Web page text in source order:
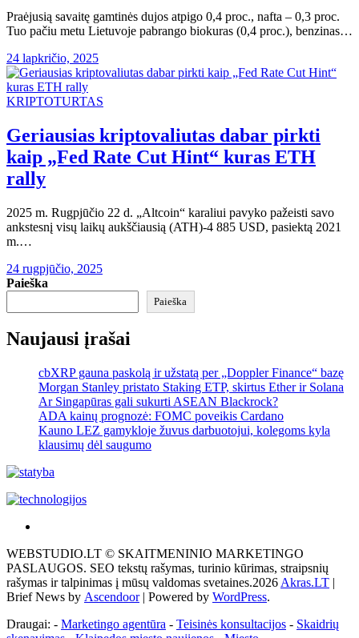
Praėjusią savaitę gamtinės dujos atpigo 0,4 proc., nafta – 0,3 proc.
Tuo pačiu metu Lietuvoje pabrango biokuras (0,4 proc.), benzinas…
24 lapkričio, 2025
KRIPTOTURTAS
Geriausias kriptovaliutas dabar pirkti
kaip „Fed Rate Cut Hint“ kuras ETH
rally
2025 m. Rugpjūčio 22 d. „Altcoin“ karaliui pavyko pažeisti savo
ankstesnį visų laikų aukščiausią (ATH)-4 885 USD, pasiektą 2021
m.…
24 rugpjūčio, 2025
Paieška
Paieška
Naujausi įrašai
cbXRP gauna paskolą ir užstatą per „Doppler Finance“ bazę
Morgan Stanley pristato Staking ETP, skirtus Ether ir Solana
Ar Singapūras gali sukurti ASEAN Blackrock?
ADA kainų prognozė: FOMC poveikis Cardano
Kauno LEZ gamykloje žuvus darbuotojui, kolegoms kyla
klausimų dėl saugumo
tai
žemės
ploto
matavimo
Pagrindinis
WEBSTUDIO.LT © SKAITMENINIO MARKETINGO
PASLAUGOS. SEO tekstų rašymas, turinio kūrimas, straipsnių
rašymas ir talpinimas į mūsų valdomas svetaines.2026 Akras.LT |
Brief News by Ascendoor| Powered by WordPress.
Draugai: - Marketingo agentūra - Teisinės konsultacijos - Skaidrių